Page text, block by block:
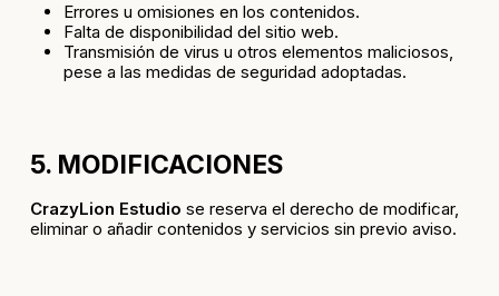
Errores u omisiones en los contenidos.
Falta de disponibilidad del sitio web.
Transmisión de virus u otros elementos maliciosos,
pese a las medidas de seguridad adoptadas.
5. MODIFICACIONES
CrazyLion Estudio se reserva el derecho de modificar,
eliminar o añadir contenidos y servicios sin previo aviso.